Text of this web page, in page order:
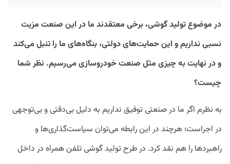
در موضوع تولید گوشی، برخی معتقدند ما در این صنعت مزیت
نسبی نداریم و این حمایت‌های دولتی، بنگا‌ه‌های ما را تنبل می‌کند
و در نهایت به چیزی مثل صنعت خودروسازی می‌رسیم. نظر شما
چیست؟
به نظرم اگر ما در صنعتی توفیق نداریم به دلیل بی‌دقتی و بی‌توجهی
در اجراست؛ هرچند در این رابطه می‌توان سیاست‌گذاری‌ها و
راهبردها را هم نقد کرد. در طرح تولید گوشی تلفن همراه در داخل